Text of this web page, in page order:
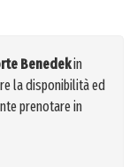
Benedekin
la disponibilità ed
prenotare in